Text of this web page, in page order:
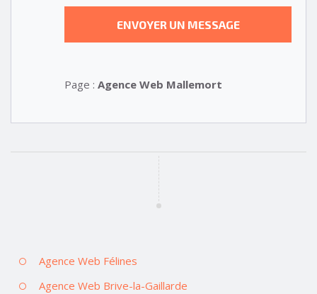
Page : Agence Web Mallemort
Agence Web Félines
Agence Web Brive-la-Gaillarde